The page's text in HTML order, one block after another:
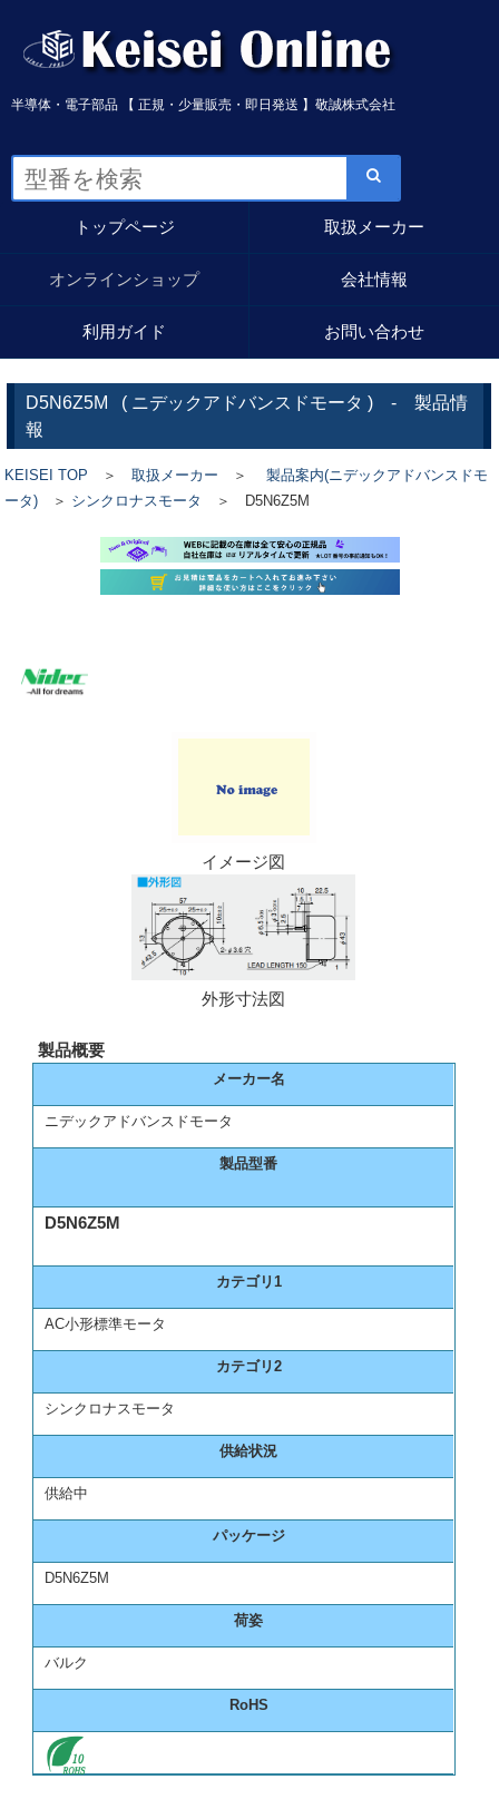
半導体・電子部品 【 正規・少量販売・即日発送 】敬誠株式会社
トップページ 取扱メーカー
オンラインショップ 会社情報
利用ガイド お問い合わせ
D5N6Z5M ( ニデックアドバンスドモータ ) - 製品情
報
KEISEI TOP ＞取扱メーカー ＞
製品案内(ニデックアドバンスドモ
ータ) ＞ シンクロナスモータ ＞ D5N6Z5M
イメージ図
外形寸法図
製品概要
メーカー名
ニデックアドバンスドモータ
製品型番
D5N6Z5M
カテゴリ1
AC小形標準モータ
カテゴリ2
シンクロナスモータ
供給状況
供給中
パッケージ
D5N6Z5M
荷姿
バルク
RoHS